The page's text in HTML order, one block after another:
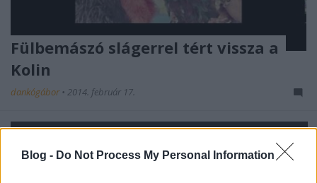
Blog - Do Not Process My Personal Information
Fülbemászó slágerrel tért vissza a
Kolin
dankógábor • 2014. február 17.